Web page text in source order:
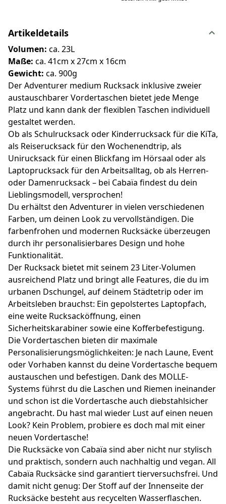
Artikeldetails
Volumen: ca. 23L
Maße: ca. 41cm x 27cm x 16cm
Gewicht: ca. 900g
Der Adventurer medium Rucksack inklusive zweier
austauschbarer Vordertaschen bietet jede Menge
Platz und kann dank der flexiblen Taschen individuell
gestaltet werden.
Ob als Schulrucksack oder Kinderrucksack für die KiTa,
als Reiserucksack für den Wochenendtrip, als
Unirucksack für einen Blickfang im Hörsaal oder als
Laptoprucksack für den Arbeitsalltag, ob als Herren-
oder Damenrucksack – bei Cabaïa findest du dein
Lieblingsmodell, versprochen!
Du erhältst den Adventurer in vielen verschiedenen
Farben, um deinen Look zu vervollständigen. Die
farbenfrohen und modernen Rucksäcke überzeugen
durch ihr personalisierbares Design und hohe
Funktionalität.
Der Rucksack bietet mit seinem 23 Liter-Volumen
ausreichend Platz und bringt alle Features, die du im
urbanen Dschungel, auf deinem Städtetrip oder im
Arbeitsleben brauchst: Ein gepolstertes Laptopfach,
eine weite Rucksacköffnung, einen
Sicherheitskarabiner sowie eine Kofferbefestigung.
Die Vordertaschen bieten dir maximale
Personalisierungsmöglichkeiten: Je nach Laune, Event
oder Vorhaben kannst du deine Vordertasche bequem
austauschen und befestigen. Dank des MOLLE-
Systems führst du die Laschen und Riemen ineinander
und schon ist die Vordertasche auch diebstahlsicher
angebracht. Du hast mal wieder Lust auf einen neuen
Look? Kein Problem, probiere es doch mal mit einer
neuen Vordertasche!
Die Rucksäcke von Cabaïa sind aber nicht nur stylisch
und praktisch, sondern auch nachhaltig und vegan. All
Cabaïa Rucksäcke sind garantiert tierversuchsfrei. Und
damit nicht genug: Der Stoff auf der Innenseite der
Rucksäcke besteht aus recycelten Wasserflaschen.